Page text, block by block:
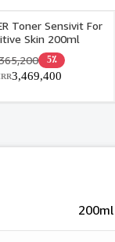
Toner Sensivit For
Skin 200ml
5٪
3,469,400
200ml